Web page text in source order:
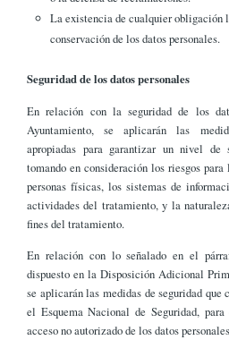
La existencia de cualquier obligación
conservación de los datos personales.
Seguridad de los datos personales
En relación con la seguridad de los
Ayuntamiento, se aplicarán las
apropiadas para garantizar un nivel de
tomando en consideración los riesgos
personas físicas, los sistemas de
actividades del tratamiento, y la
fines del tratamiento.
En relación con lo señalado en el
dispuesto en la Disposición Adicional
se aplicarán las medidas de seguridad que
el Esquema Nacional de Seguridad,
acceso no autorizado de los datos